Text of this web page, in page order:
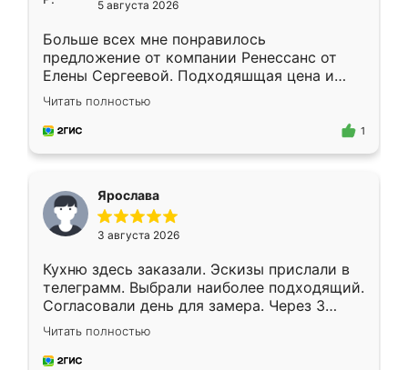
5 августа 2026
Больше всех мне понравилось
предложение от компании Ренессанс от
Елены Сергеевой. Подходяшщая цена и
короткие сроки изготовления. Приехавший
для замера сотрудник Владислав
предложил по моему эскизу самый
Читать полностью
1
Ярослава
3 августа 2026
Кухню здесь заказали. Эскизы прислали в
телеграмм. Выбрали наиболее подходящий.
Согласовали день для замера. Через 3
недели кухня была уже готова. Остались
довольны работой. Спасибо Ренессанс
мебель за качественную работу!
Читать полностью